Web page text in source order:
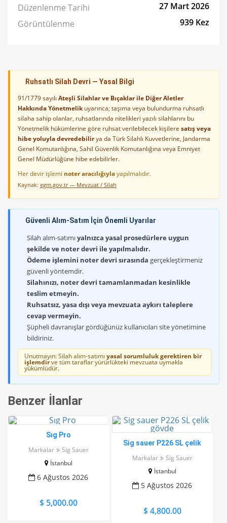
Düzenlenme Tarihi
27 Mart 2026
Görüntülenme
939 Kez
Ruhsatlı Silah Devri — Yasal Bilgi
91/1779 sayılı Ateşli Silahlar ve Bıçaklar ile Diğer Aletler
Hakkında Yönetmelikuyarınca; taşıma veya bulundurma ruhsatlı
silaha sahip olanlar, ruhsatlarında nitelikleri yazılı silahlarını bu
Yönetmelik hükümlerine göre ruhsat verilebilecek kişilere satış veya
hibe yoluyla devredebilirya da Türk Silahlı Kuvvetlerine, Jandarma
Genel Komutanlığına, Sahil Güvenlik Komutanlığına veya Emniyet
Genel Müdürlüğüne hibe edebilirler.
Her devir işlemi noter aracılığıylayapılmalıdır.
Kaynak: egm.gov.tr — Mevzuat / Silah
Güvenli Alım-Satım İçin Önemli Uyarılar
Silah alım-satımıyalnızca yasal prosedürlere uygun
şekilde ve noter devri ile yapılmalıdır.
Ödeme işlemini noter devri sırasında gerçekleştirmeniz
güvenli yöntemdir.
Silahınızı, noter devri tamamlanmadan kesinlikle
teslim etmeyin.
Ruhsatsız, yasa dışı veya mevzuata aykırı taleplere
cevap vermeyin.
Şüpheli davranışlar gördüğünüz kullanıcıları site yönetimine
bildiriniz.
Unutmayın: Silah alım-satımı yasal sorumluluk gerektiren bir
işlemdirve tüm taraflar yürürlükteki mevzuata uymakla
yükümlüdür.
Benzer İlanlar
Sıg Pro
Markalar
Sig Sauer
İstanbul
6 Ağustos 2026
$ 5,000.00
Sig sauer P226 SL çelik
Markalar
Sig Sauer
İstanbul
5 Ağustos 2026
$ 4,800.00